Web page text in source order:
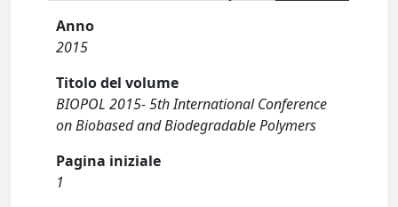
Anno
2015
Titolo del volume
BIOPOL 2015- 5th International Conference
on Biobased and Biodegradable Polymers
Pagina iniziale
1